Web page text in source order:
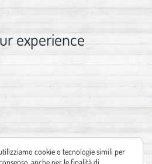
experience
cookie o tecnologie simili per
anche per le finalità di